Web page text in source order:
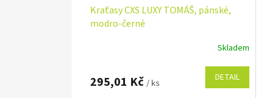
Kraťasy CXS LUXY TOMÁŠ, pánské,
modro-černé
Skladem
295,01 Kč / ks DETAIL